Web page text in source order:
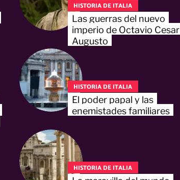
HISTORIA DE ITALIA
Las guerras del nuevo
imperio de Octavio Cesar
Augusto
HISTORIA DE ITALIA
El poder papal y las
enemistades familiares
HISTORIA DE ITALIA